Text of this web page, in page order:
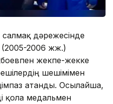
салмақ дәрежесінде
(2005-2006 жж.)
жекпе-жекке
шешімімен
атанды. Осылайша,
қола медальмен